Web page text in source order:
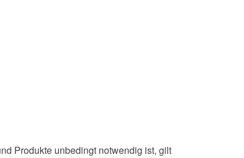
Produkte unbedingt notwendig ist, gilt